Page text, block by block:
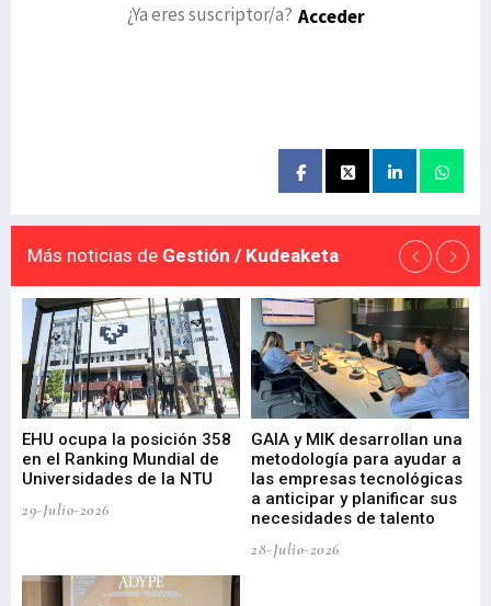
¿Ya eres suscriptor/a? Acceder
Más noticias de Gestión / Kudeaketa
EHU ocupa la posición 358
en el Ranking Mundial de
Universidades de la NTU
29-Julio-2026
GAIA y MIK desarrollan una
metodología para ayudar a
las empresas tecnológicas
a anticipar y planificar sus
necesidades de talento
28-Julio-2026